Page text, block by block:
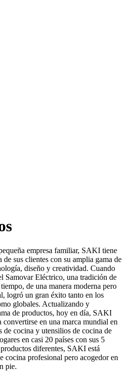
empresa familiar, SAKI tiene
sus clientes con su amplia gama de
diseño y creatividad. Cuando
Samovar Eléctrico, una tradición de
de una manera moderna pero
logró un gran éxito tanto en los
globales. Actualizando y
de productos, hoy en día, SAKI
convertirse en una marca mundial en
de cocina y utensilios de cocina de
en casi 20 países con sus 5
diferentes, SAKI está
cocina profesional pero acogedor en
pie.